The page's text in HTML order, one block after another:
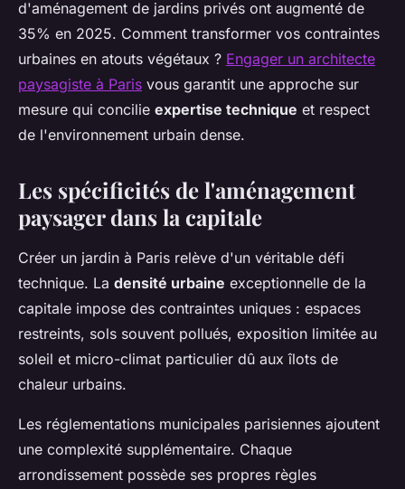
d'aménagement de jardins privés ont augmenté de
35% en 2025. Comment transformer vos contraintes
urbaines en atouts végétaux ? Engager un architecte
paysagiste à Paris vous garantit une approche sur
mesure qui concilie expertise technique et respect
de l'environnement urbain dense.
Les spécificités de l'aménagement
paysager dans la capitale
Créer un jardin à Paris relève d'un véritable défi
technique. La densité urbaine exceptionnelle de la
capitale impose des contraintes uniques : espaces
restreints, sols souvent pollués, exposition limitée au
soleil et micro-climat particulier dû aux îlots de
chaleur urbains.
Les réglementations municipales parisiennes ajoutent
une complexité supplémentaire. Chaque
arrondissement possède ses propres règles